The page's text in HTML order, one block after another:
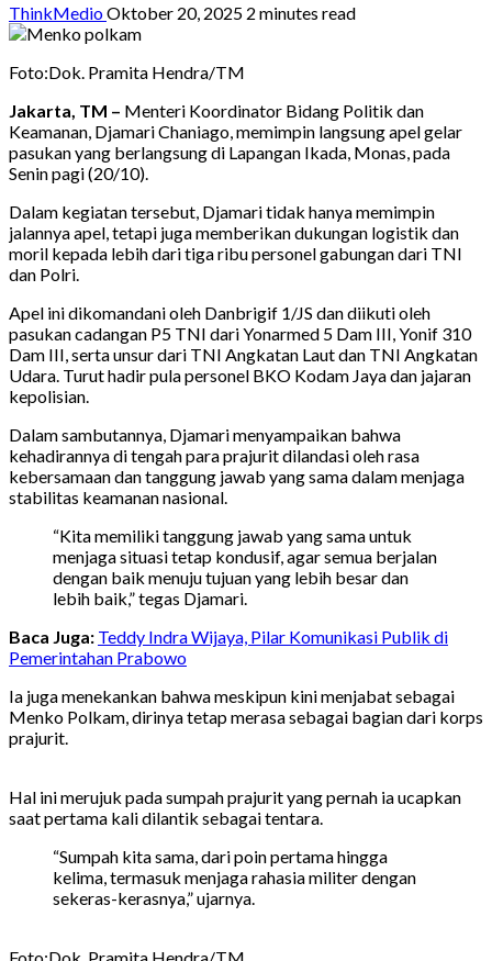
ThinkMedioOktober 20, 2025 2 minutes read
Foto:Dok. Pramita Hendra/TM
Jakarta, TM – Menteri Koordinator Bidang Politik dan
Keamanan, Djamari Chaniago, memimpin langsung apel gelar
pasukan yang berlangsung di Lapangan Ikada, Monas, pada
Senin pagi (20/10).
Dalam kegiatan tersebut, Djamari tidak hanya memimpin
jalannya apel, tetapi juga memberikan dukungan logistik dan
moril kepada lebih dari tiga ribu personel gabungan dari TNI
dan Polri.
Apel ini dikomandani oleh Danbrigif 1/JS dan diikuti oleh
pasukan cadangan P5 TNI dari Yonarmed 5 Dam III, Yonif 310
Dam III, serta unsur dari TNI Angkatan Laut dan TNI Angkatan
Udara. Turut hadir pula personel BKO Kodam Jaya dan jajaran
kepolisian.
Dalam sambutannya, Djamari menyampaikan bahwa
kehadirannya di tengah para prajurit dilandasi oleh rasa
kebersamaan dan tanggung jawab yang sama dalam menjaga
stabilitas keamanan nasional.
“Kita memiliki tanggung jawab yang sama untuk
menjaga situasi tetap kondusif, agar semua berjalan
dengan baik menuju tujuan yang lebih besar dan
lebih baik,” tegas Djamari.
Baca Juga: Teddy Indra Wijaya, Pilar Komunikasi Publik di
Pemerintahan Prabowo
Ia juga menekankan bahwa meskipun kini menjabat sebagai
Menko Polkam, dirinya tetap merasa sebagai bagian dari korps
prajurit.
Hal ini merujuk pada sumpah prajurit yang pernah ia ucapkan
saat pertama kali dilantik sebagai tentara.
“Sumpah kita sama, dari poin pertama hingga
kelima, termasuk menjaga rahasia militer dengan
sekeras-kerasnya,” ujarnya.